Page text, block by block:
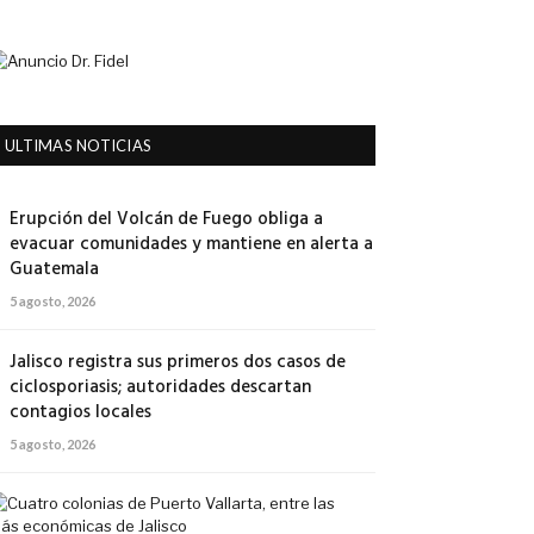
ULTIMAS NOTICIAS
Erupción del Volcán de Fuego obliga a
evacuar comunidades y mantiene en alerta a
Guatemala
5 agosto, 2026
Jalisco registra sus primeros dos casos de
ciclosporiasis; autoridades descartan
contagios locales
5 agosto, 2026